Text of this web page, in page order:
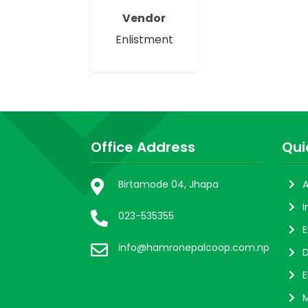
Vendor
Enlistment
Office Address
Birtamode 04, Jhapa
023-535355
info@hamronepalcoop.com.np